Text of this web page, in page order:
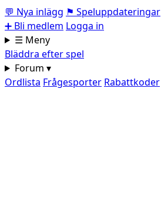
💬 Nya inlägg ⚑ Speluppdateringar
➕ Bli medlem Logga in
☰ Meny
Bläddra efter spel
Forum ▾
Ordlista Frågesporter Rabattkoder